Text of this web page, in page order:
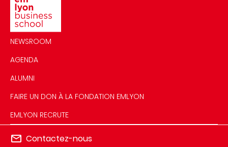
NEWSROOM
AGENDA
ALUMNI
FAIRE UN DON À LA FONDATION EMLYON
EMLYON RECRUTE
Contactez-nous